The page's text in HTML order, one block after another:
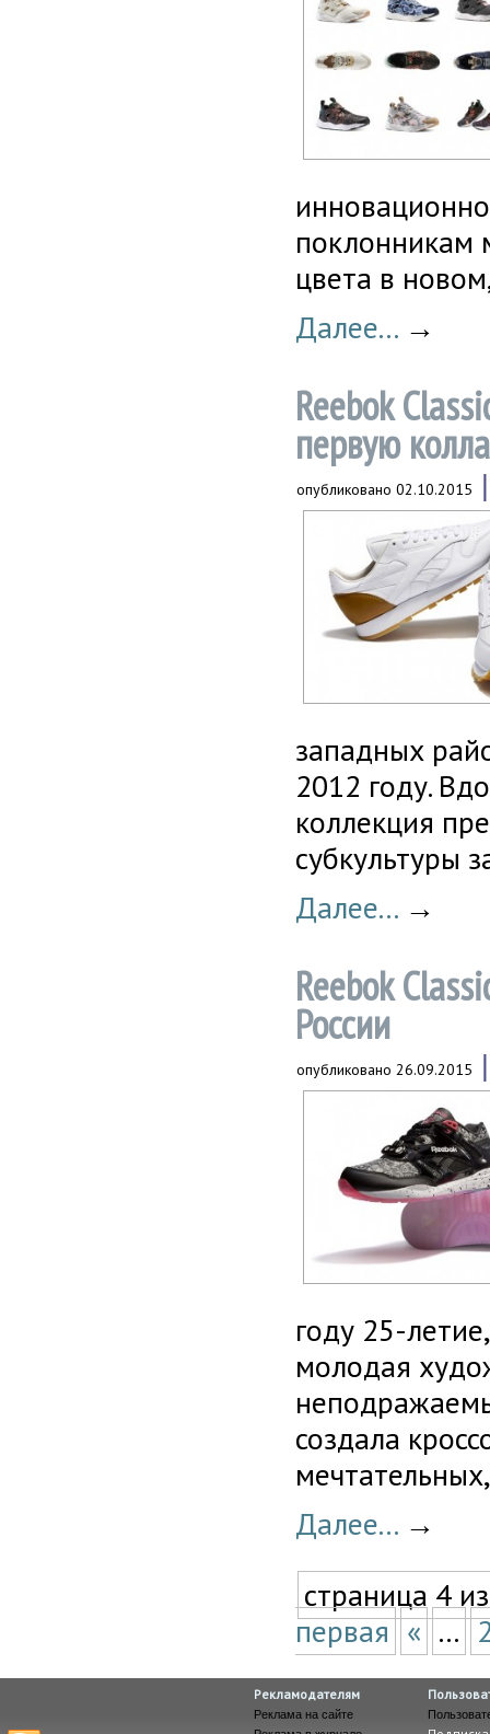
поклонникам
цвета в
Далее... →
Reebok
первую
опубликовано 02.10.2015
западных
2012 году.
коллекция
субкультуры
Далее... →
Reebok
России
опубликовано 26.09.2015
году 25-
молодая
создала
Далее... →
страница 4
первая « ...
Рекламодателям
Реклама на сайте